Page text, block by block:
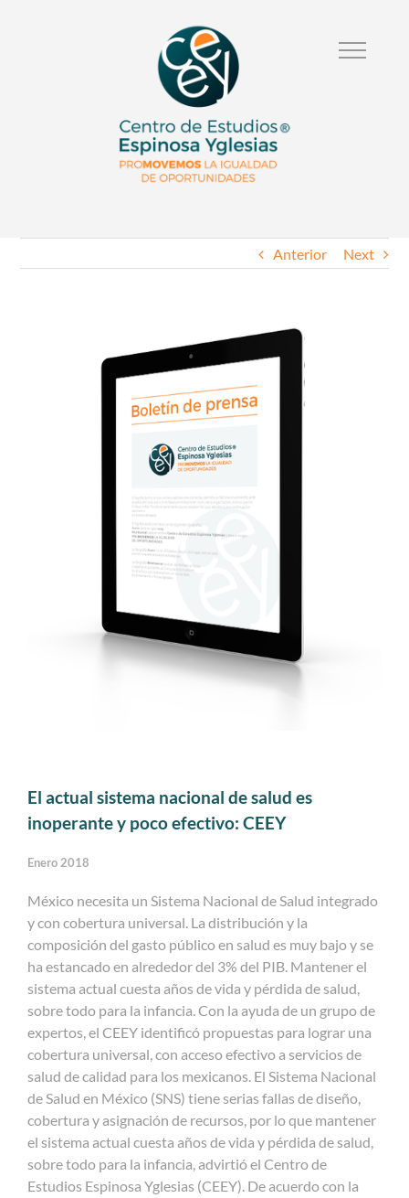
Anterior Next
El actual sistema nacional de salud es
inoperante y poco efectivo: CEEY
Enero 2018
México necesita un Sistema Nacional de Salud integrado
y con cobertura universal. La distribución y la
composición del gasto público en salud es muy bajo y se
ha estancado en alrededor del 3% del PIB. Mantener el
sistema actual cuesta años de vida y pérdida de salud,
sobre todo para la infancia. Con la ayuda de un grupo de
expertos, el CEEY identificó propuestas para lograr una
cobertura universal, con acceso efectivo a servicios de
salud de calidad para los mexicanos. El Sistema Nacional
de Salud en México (SNS) tiene serias fallas de diseño,
cobertura y asignación de recursos, por lo que mantener
el sistema actual cuesta años de vida y pérdida de salud,
sobre todo para la infancia, advirtió el Centro de
Estudios Espinosa Yglesias (CEEY). De acuerdo con la